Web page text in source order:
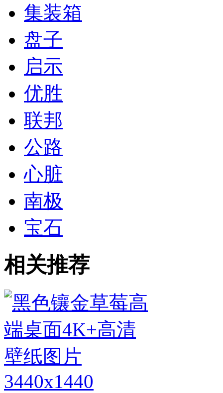
集装箱
盘子
启示
优胜
联邦
公路
心脏
南极
宝石
相关推荐
3440x1440